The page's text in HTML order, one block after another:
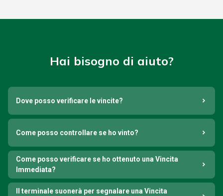
Hai bisogno di aiuto?
Dove posso verificare le vincite?
Come posso controllare se ho vinto?
Come posso verificare se ho ottenuto una Vincita
Immediata?
Il terminale suonerà per segnalare una Vincita